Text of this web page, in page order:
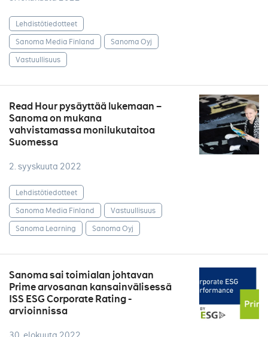
Lehdistötiedotteet
Sanoma Media Finland
Sanoma Oyj
Vastuullisuus
Read Hour pysäyttää lukemaan –
Sanoma on mukana
vahvistamassa monilukutaitoa
Suomessa
2. syyskuuta 2022
Lehdistötiedotteet
Sanoma Media Finland
Vastuullisuus
Sanoma Learning
Sanoma Oyj
Sanoma sai toimialan johtavan
Prime arvosanan kansainvälisessä
ISS ESG Corporate Rating -
arvioinnissa